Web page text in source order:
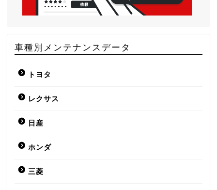
車種別メンテナンスデータ
トヨタ
レクサス
日産
ホンダ
三菱